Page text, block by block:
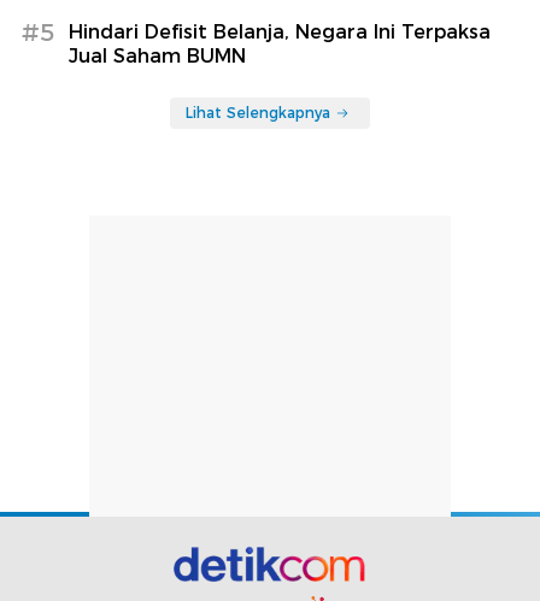
#5
Hindari Defisit Belanja, Negara Ini Terpaksa
Jual Saham BUMN
Lihat Selengkapnya